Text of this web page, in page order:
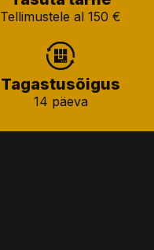
Tellimustele al 150 €
Tagastusõigus
14 päeva